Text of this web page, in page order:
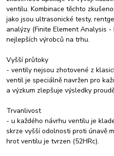
ventilu. Kombinace těchto
jako jsou ultrasonické testy,
analýzy (Finite Element Analysis -
nejlepších výrobců na trhu.
Vyšší průtoky
- ventily nejsou zhotovené z
ventil je speciálně navržen pro
a výzkum zlepšuje výsledky
Trvanlivost
- u každého návrhu ventilu je
skrze vyšší odolnosti proti únavě
hrot ventilu je tvrzen (52HRc).